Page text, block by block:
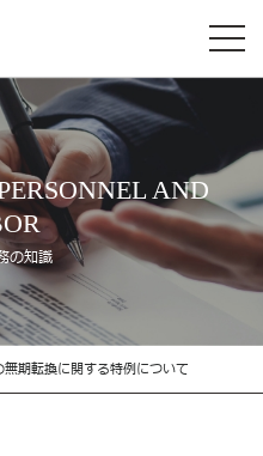
AND
の知識
期転換に関する特例について